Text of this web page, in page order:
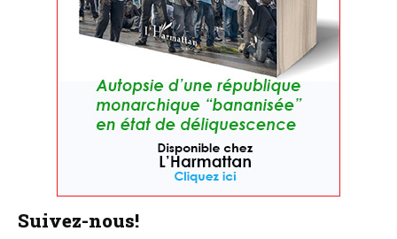
Suivez-nous!